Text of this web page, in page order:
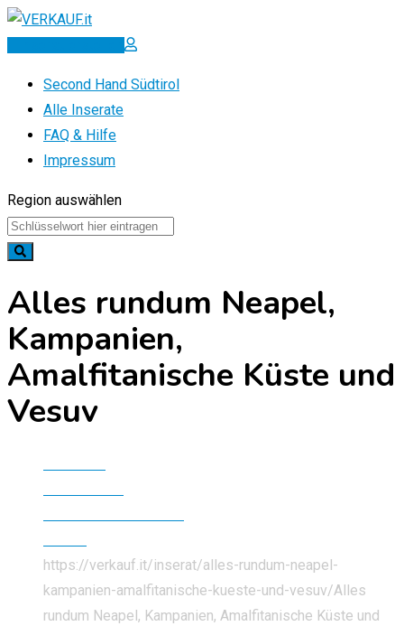
Zum
Inserat erstellen
Second Hand Südtirol
Alle Inserate
FAQ & Hilfe
Impressum
Region auswählen
Alles rundum Neapel,
Kampanien,
Amalfitanische Küste und
Vesuv
https://verkauf.it/inserat/alles-rundum-neapel-
kampanien-amalfitanische-kueste-und-vesuv/Alles
rundum Neapel, Kampanien, Amalfitanische Küste und